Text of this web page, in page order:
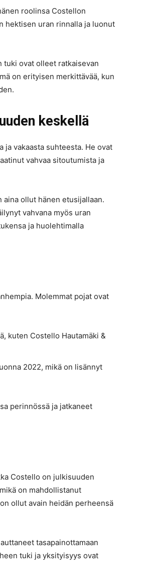
roolinsa Costellon
hektisen uran rinnalla ja luonut
tuki ovat olleet ratkaisevan
on erityisen merkittävää, kun
keskellä
ja vakaasta suhteesta. He ovat
vahvaa sitoutumista ja
ollut hänen etusijallaan.
vahvana myös uran
ja huolehtimalla
Molemmat pojat ovat
kuten Costello Hautamäki &
2022, mikä on lisännyt
perinnössä ja jatkaneet
Costello on julkisuuden
on mahdollistanut
ollut avain heidän perheensä
tasapainottamaan
tuki ja yksityisyys ovat